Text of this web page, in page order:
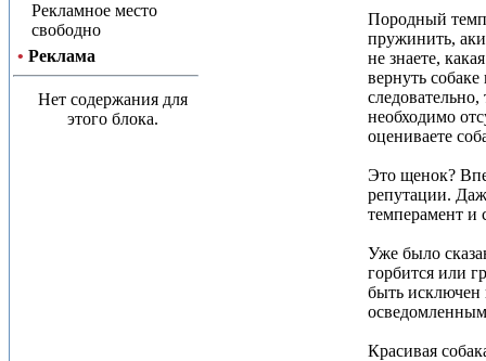
Рекламное место
свободно
• Реклама
Нет содержания для
этого блока.
Породный
пружинить,
не знаете,
вернуть
необходимо
оцениваете
Это щенок?
репутации.
темперамент и
Уже было
горбится или
быть исключен
Красивая